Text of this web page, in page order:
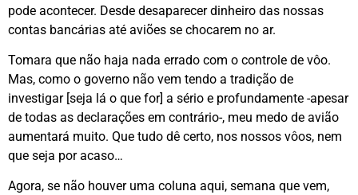
pode acontecer. Desde desaparecer dinheiro das nossas
contas bancárias até aviões se chocarem no ar.
Tomara que não haja nada errado com o controle de vôo.
Mas, como o governo não vem tendo a tradição de
investigar [seja lá o que for] a sério e profundamente -apesar
de todas as declarações em contrário-, meu medo de avião
aumentará muito. Que tudo dê certo, nos nossos vôos, nem
que seja por acaso…
Agora, se não houver uma coluna aqui, semana que vem,